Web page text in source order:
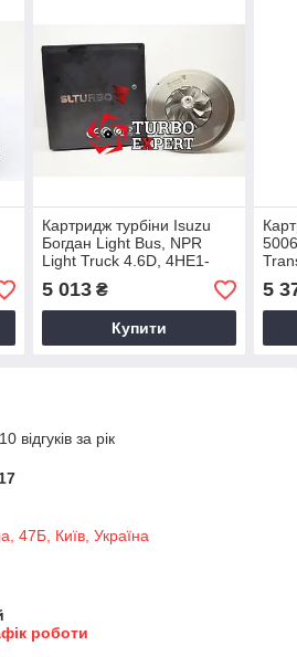
Картридж турбіни Isuzu
Богдан Light Bus, NPR
Light Truck 4.6D, 4HE1-
XS/4HG1-T, 89/121 Kw,
1999+, 704136-5003S
5 013₴
Купити
Kw,
5
відгуків за рік
47Б, Київ, Україна
роботи